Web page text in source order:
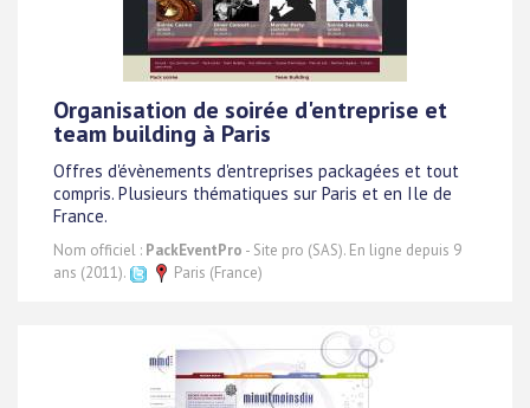
Organisation de soirée d'entreprise et
team building à Paris
Offres d'évènements d'entreprises packagées et tout
compris. Plusieurs thématiques sur Paris et en Ile de
France.
Nom officiel : PackEventPro - Site pro (SAS). En ligne depuis 9
ans (2011).
Paris (France)